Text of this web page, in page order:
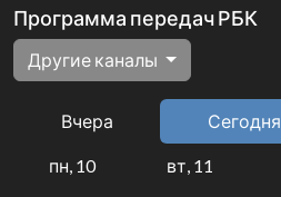
Программа передач РБК
Другие каналы
Вчера Сегодня
пн, 10 вт, 11